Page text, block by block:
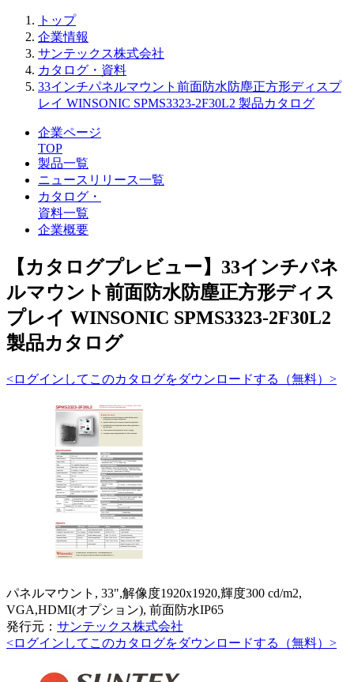
トップ
企業情報
サンテックス株式会社
カタログ・資料
33インチパネルマウント前面防水防塵正方形ディスプ
レイ WINSONIC SPMS3323-2F30L2 製品カタログ
企業ページ
TOP
製品一覧
ニュースリリース一覧
カタログ・
資料一覧
企業概要
【カタログプレビュー】33インチパネ
ルマウント前面防水防塵正方形ディス
プレイ WINSONIC SPMS3323-2F30L2
製品カタログ
<ログインしてこのカタログをダウンロードする（無料）>
パネルマウント, 33",解像度1920x1920,輝度300 cd/m2,
VGA,HDMI(オプション), 前面防水IP65
発行元： サンテックス株式会社
<ログインしてこのカタログをダウンロードする（無料）>